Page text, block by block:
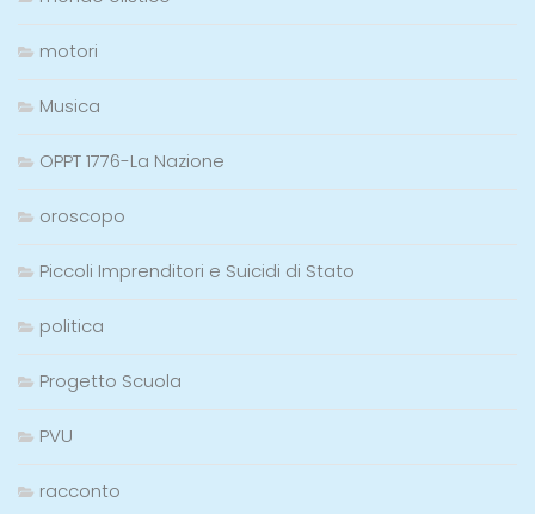
motori
Musica
OPPT 1776-La Nazione
oroscopo
Piccoli Imprenditori e Suicidi di Stato
politica
Progetto Scuola
PVU
racconto